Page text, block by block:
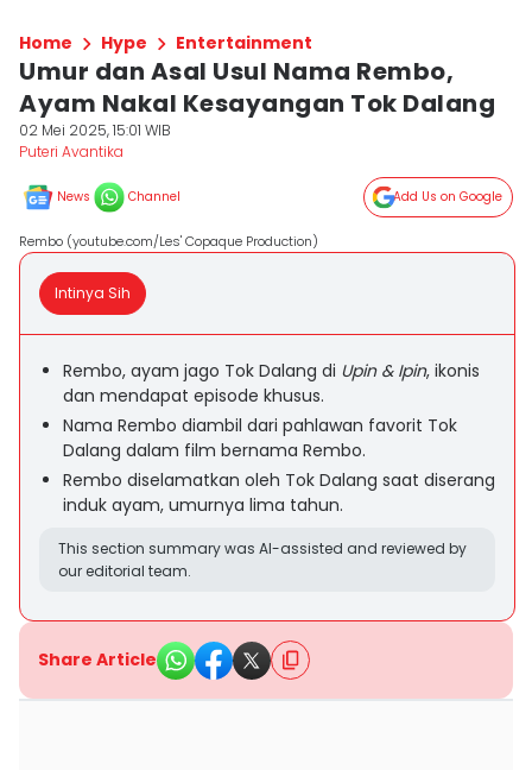
Home Hype Entertainment
Umur dan Asal Usul Nama Rembo,
Ayam Nakal Kesayangan Tok Dalang
02 Mei 2025, 15:01 WIB
Puteri Avantika
News Channel Add Us on Google
Rembo (youtube.com/Les' Copaque Production)
Intinya Sih
Rembo, ayam jago Tok Dalang di Upin & Ipin, ikonis
dan mendapat episode khusus.
Nama Rembo diambil dari pahlawan favorit Tok
Dalang dalam film bernama Rembo.
Rembo diselamatkan oleh Tok Dalang saat diserang
induk ayam, umurnya lima tahun.
This section summary was AI-assisted and reviewed by
our editorial team.
Share Article